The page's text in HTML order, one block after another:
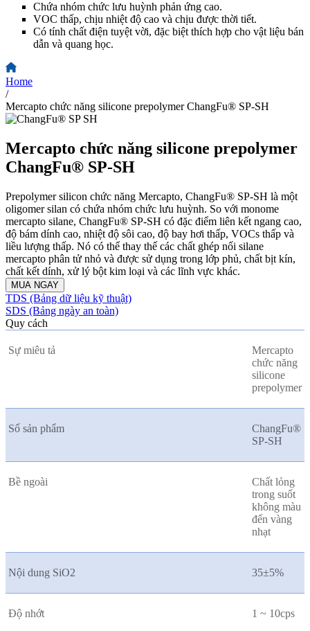
Chứa nhóm chức lưu huỳnh phản ứng cao.
VOC thấp, chịu nhiệt độ cao và chịu được thời tiết.
Có tính chất điện tuyệt vời, đặc biệt thích hợp cho vật liệu bán
dẫn và quang học.
Home
/
Mercapto chức năng silicone prepolymer ChangFu® SP-SH
Mercapto chức năng silicone prepolymer
ChangFu® SP-SH
Prepolymer silicon chức năng Mercapto, ChangFu® SP-SH là một
oligomer silan có chứa nhóm chức lưu huỳnh. So với monome
mercapto silane, ChangFu® SP-SH có đặc điểm liên kết ngang cao,
độ bám dính cao, nhiệt độ sôi cao, độ bay hơi thấp, VOCs thấp và
liều lượng thấp. Nó có thể thay thế các chất ghép nối silane
mercapto phân tử nhỏ và được sử dụng trong lớp phủ, chất bịt kín,
chất kết dính, xử lý bột kim loại và các lĩnh vực khác.
MUA NGAY
TDS (Bảng dữ liệu kỹ thuật)
SDS (Bảng ngày an toàn)
Quy cách
Sự miêu tả
Mercapto
chức năng
silicone
prepolymer
Số sản phẩm
ChangFu®
SP-SH
Bề ngoài
Chất lỏng
trong suốt
không màu
đến vàng
nhạt
Nội dung SiO2 35±5%
Độ nhớt 1 ~ 10cps